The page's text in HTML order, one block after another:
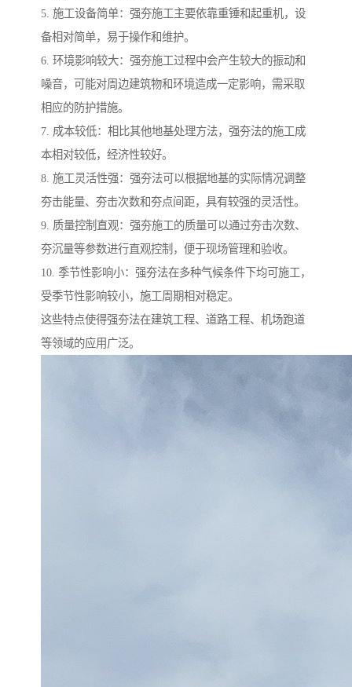
5. 施工设备简单：强夯施工主要依靠重锤和起重机，设
备相对简单，易于操作和维护。
6. 环境影响较大：强夯施工过程中会产生较大的振动和
噪音，可能对周边建筑物和环境造成一定影响，需采取
相应的防护措施。
7. 成本较低：相比其他地基处理方法，强夯法的施工成
本相对较低，经济性较好。
8. 施工灵活性强：强夯法可以根据地基的实际情况调整
夯击能量、夯击次数和夯点间距，具有较强的灵活性。
9. 质量控制直观：强夯施工的质量可以通过夯击次数、
夯沉量等参数进行直观控制，便于现场管理和验收。
10. 季节性影响小：强夯法在多种气候条件下均可施工，
受季节性影响较小，施工周期相对稳定。
这些特点使得强夯法在建筑工程、道路工程、机场跑道
等领域的应用广泛。